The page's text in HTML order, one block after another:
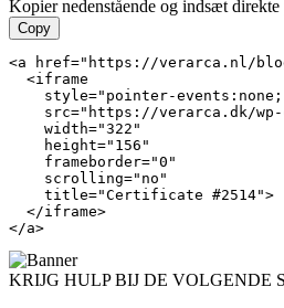
Kopier nedenstående og indsæt direkte
Copy
<a href="https://verarca.nl/
  <iframe
style="pointer-
src="https://verarca.dk/
    width="322"
    height="156"
    frameborder="0"
    scrolling="no"
    title="Certificate #2514">
  </iframe>
</a>
KRIJG HULP BIJ DE VOLGENDE